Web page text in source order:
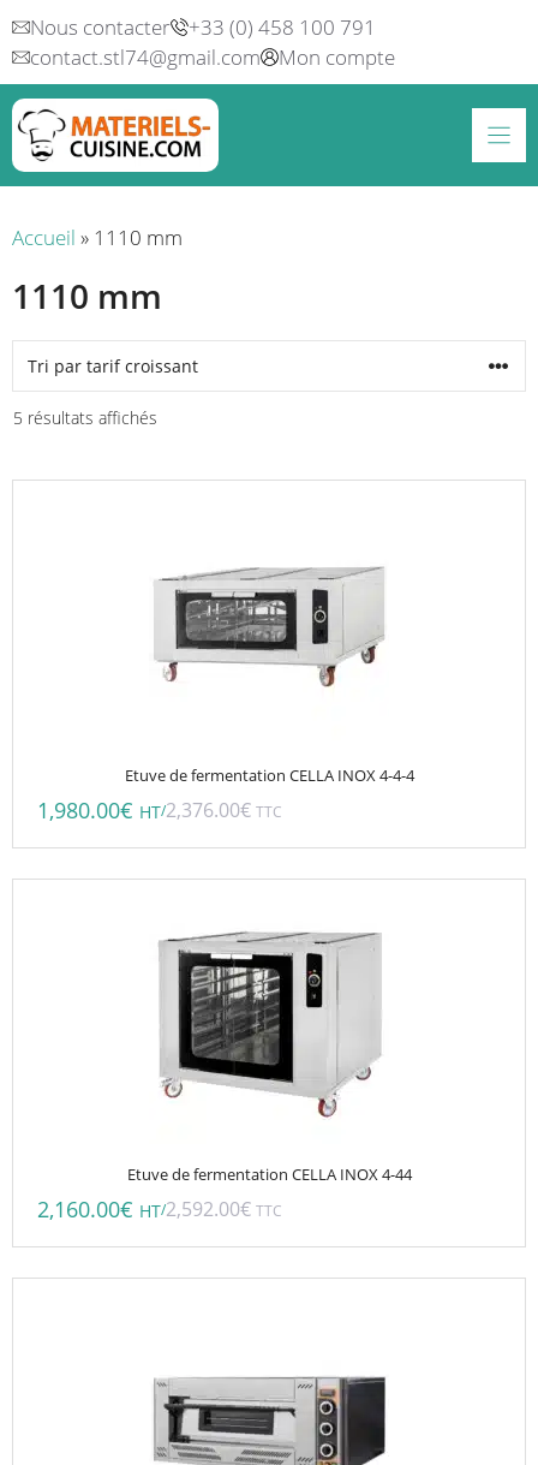
Aller
au
contenu
Nous contacter
+33 (0) 458 100 791
contact.stl74@gmail.com
Mon compte
Accueil » 1110 mm
1110 mm
5 résultats affichés
Etuve de fermentation CELLA INOX 4-4-4
1,980.00€ HT/2,376.00€ TTC
Etuve de fermentation CELLA INOX 4-44
2,160.00€ HT/2,592.00€ TTC